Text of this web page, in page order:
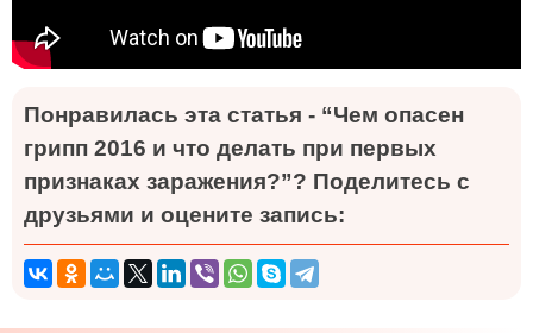
Понравилась эта статья - “Чем опасен
грипп 2016 и что делать при первых
признаках заражения?”? Поделитесь с
друзьями и оцените запись: